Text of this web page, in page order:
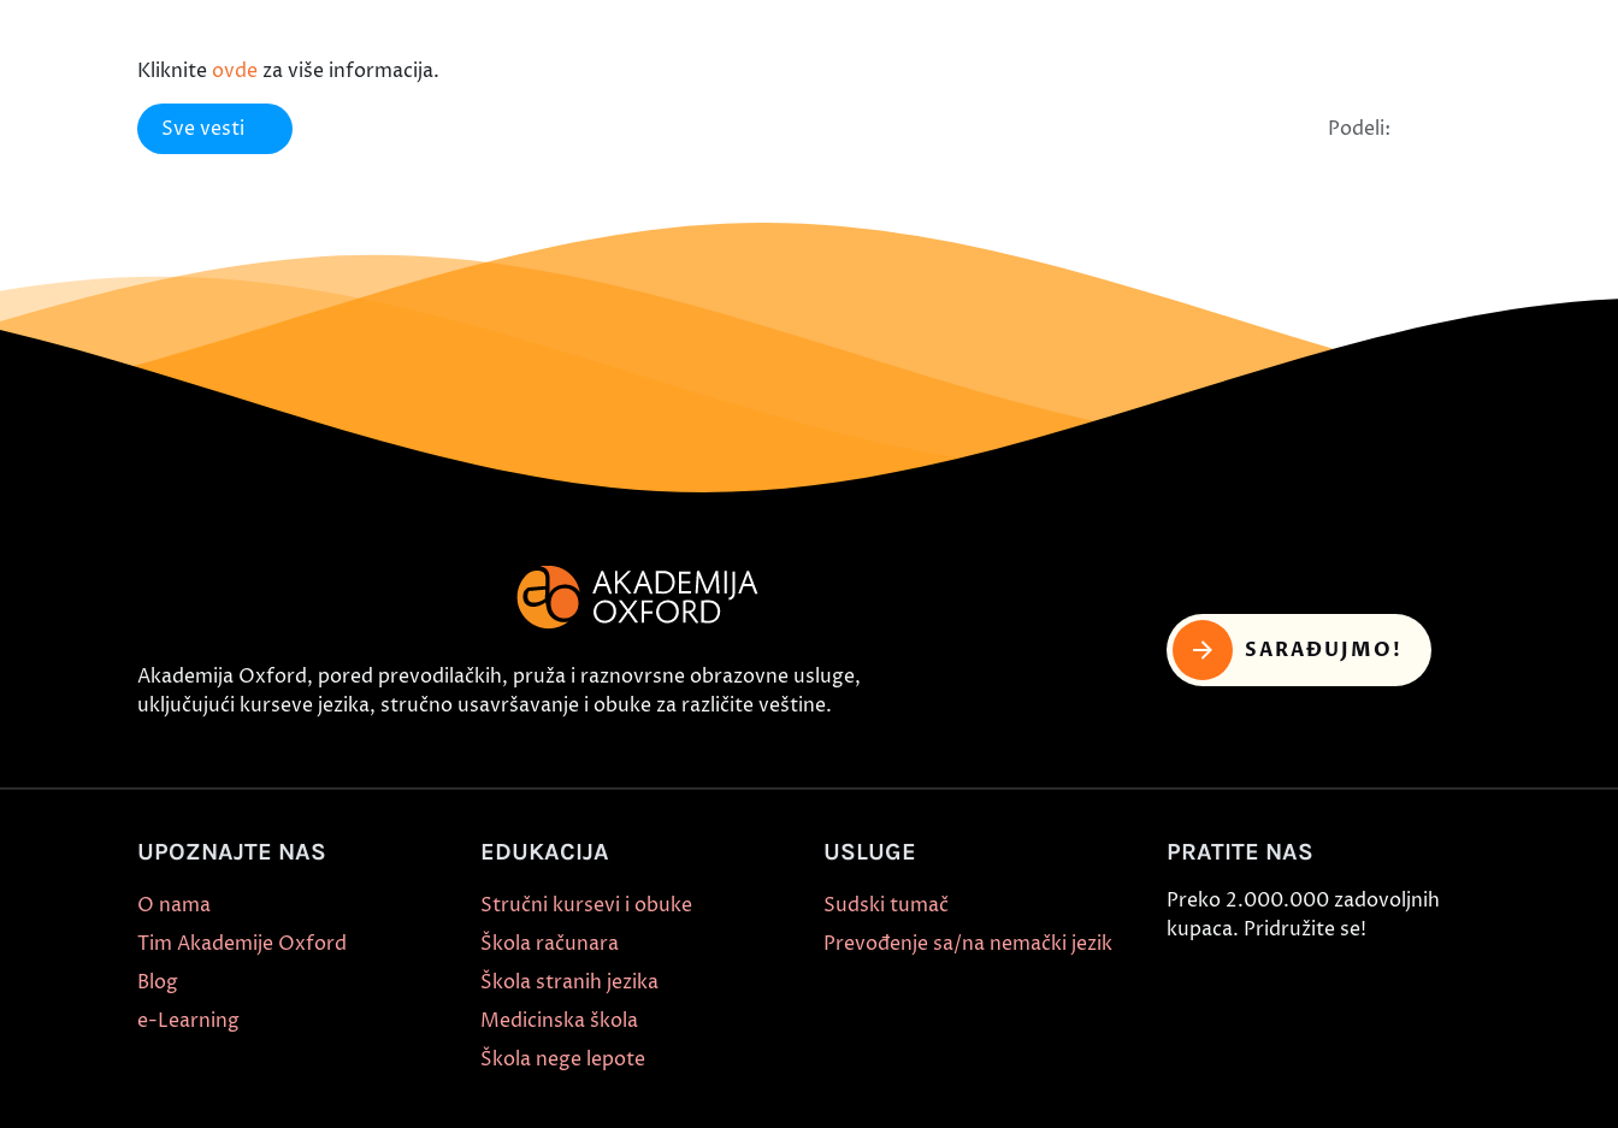
Kliknite ovde za više informacija.
Sve vesti Podeli:
Akademija Oxford, pored prevodilačkih, pruža i raznovrsne obrazovne usluge,
uključujući kurseve jezika, stručno usavršavanje i obuke za različite veštine.
SARAĐUJMO!
UPOZNAJTE NAS
O nama
Tim Akademije Oxford
Blog
e-Learning
EDUKACIJA
Stručni kursevi i obuke
Škola računara
Škola stranih jezika
Medicinska škola
Škola nege lepote
USLUGE
Sudski tumač
Prevođenje sa/na nemački jezik
PRATITE NAS
Preko 2.000.000 zadovoljnih
kupaca. Pridružite se!